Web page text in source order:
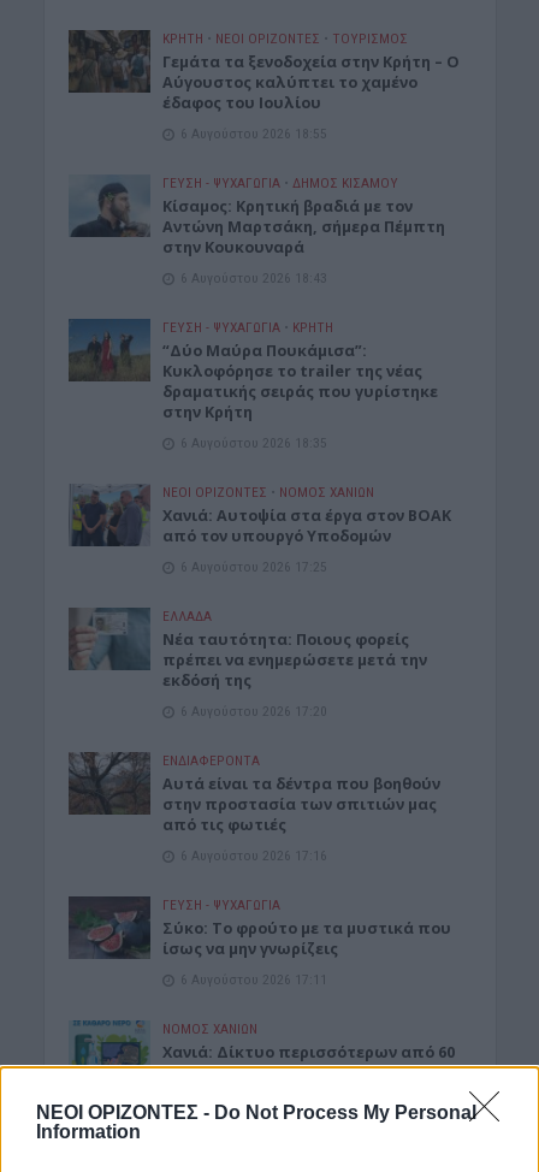
ΝΕΟΙ ΟΡΙΖΟΝΤΕΣ - Do Not Process My Personal
Information
ΚΡΗΤΗ • ΝΕΟΙ ΟΡΙΖΟΝΤΕΣ • ΤΟΥΡΙΣΜΟΣ
Γεμάτα τα ξενοδοχεία στην Κρήτη – Ο
Αύγουστος καλύπτει το χαμένο
έδαφος του Ιουλίου
6 Αυγούστου 2026 18:55
ΓΕΎΣΗ - ΨΥΧΑΓΩΓΊΑ • ΔΉΜΟΣ ΚΙΣΆΜΟΥ
Kίσαμος: Κρητική βραδιά με τον
Αντώνη Μαρτσάκη, σήμερα Πέμπτη
στην Κουκουναρά
6 Αυγούστου 2026 18:43
ΓΕΎΣΗ - ΨΥΧΑΓΩΓΊΑ • ΚΡΗΤΗ
“Δύο Μαύρα Πουκάμισα”:
Κυκλοφόρησε το trailer της νέας
δραματικής σειράς που γυρίστηκε
στην Κρήτη
6 Αυγούστου 2026 18:35
ΝΕΟΙ ΟΡΙΖΟΝΤΕΣ • ΝΟΜΌΣ ΧΑΝΊΩΝ
Χανιά: Αυτοψία στα έργα στον ΒΟΑΚ
από τον υπουργό Υποδομών
6 Αυγούστου 2026 17:25
ΕΛΛΑΔΑ
Νέα ταυτότητα: Ποιους φορείς
πρέπει να ενημερώσετε μετά την
εκδόσή της
6 Αυγούστου 2026 17:20
ΕΝΔΙΑΦΕΡΟΝΤΑ
Αυτά είναι τα δέντρα που βοηθούν
στην προστασία των σπιτιών μας
από τις φωτιές
6 Αυγούστου 2026 17:16
ΓΕΎΣΗ - ΨΥΧΑΓΩΓΊΑ
Σύκο: Το φρούτο με τα μυστικά που
ίσως να μην γνωρίζεις
6 Αυγούστου 2026 17:11
ΝΟΜΌΣ ΧΑΝΊΩΝ
Xανιά: Δίκτυο περισσότερων από 60
κρηνών πόσιμου νερού
6 Αυγούστου 2026 17:03